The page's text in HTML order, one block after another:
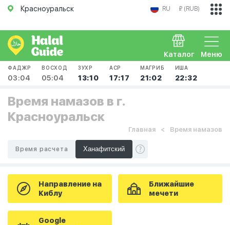
Красноуральск RU ₽ (RUB)
Меню
Каталог
ФАДЖР
03:04
ВОСХОД
05:04
ЗУХР
13:10
АСР
17:17
МАГРИБ
21:02
ИША
22:32
Время намазов в г.
Красноуральск
Главная Время намазов
Время расчета
Направление на
Киблу
Ближайшие
мечети
Google